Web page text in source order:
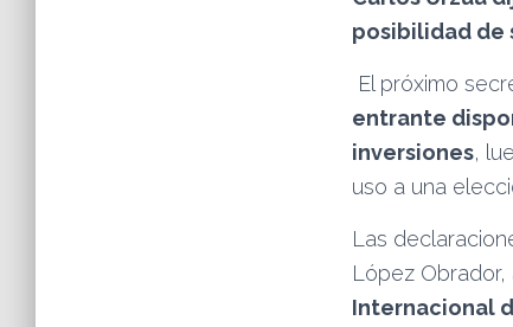
posibilidad de
El próximo
entrante
inversiones,
uso a una
Las
López
Internacional